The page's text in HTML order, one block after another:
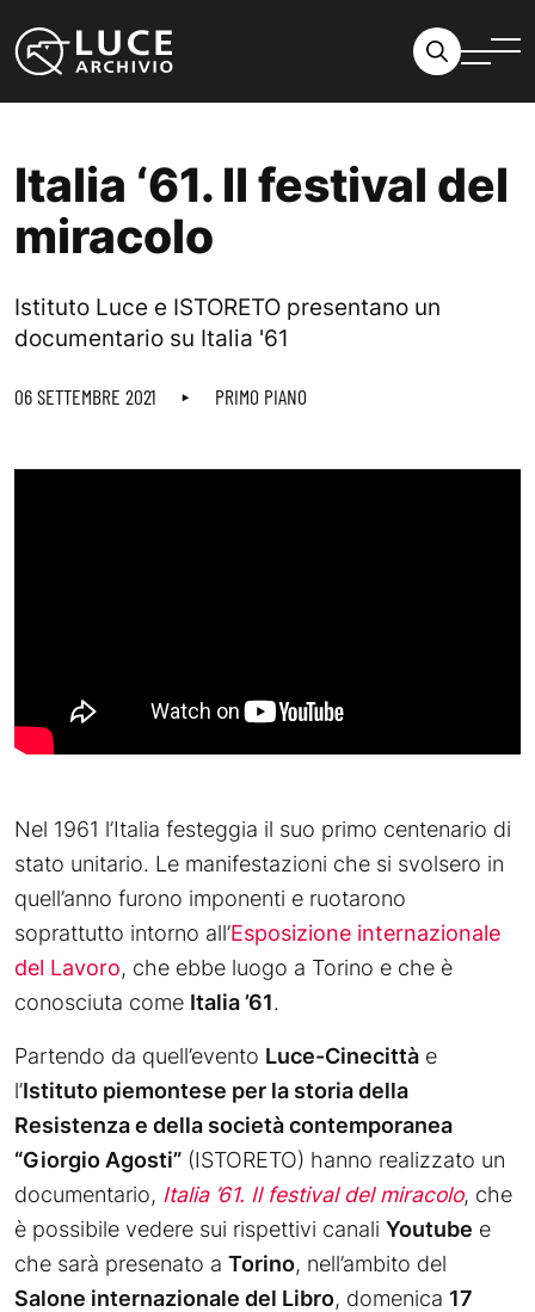
Italia ‘61. Il festival del
miracolo
Istituto Luce e ISTORETO presentano un
documentario su Italia '61
06 SETTEMBRE 2021 PRIMO PIANO
Nel 1961 l’Italia festeggia il suo primo centenario di
stato unitario. Le manifestazioni che si svolsero in
quell’anno furono imponenti e ruotarono
soprattutto intorno all’Esposizione internazionale
del Lavoro, che ebbe luogo a Torino e che è
conosciuta come Italia ’61.
Partendo da quell’evento Luce-Cinecittà e
l’Istituto piemontese per la storia della
Resistenza e della società contemporanea
“Giorgio Agosti” (ISTORETO) hanno realizzato un
documentario, Italia ’61. Il festival del miracolo, che
è possibile vedere sui rispettivi canali Youtube e
che sarà presenato a Torino, nell’ambito del
Salone internazionale del Libro, domenica 17